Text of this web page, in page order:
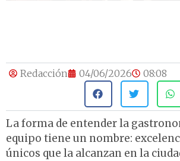
Redacción 04/06/2026 08:08
La forma de entender la
equipo tiene un nombre:
únicos que la alcanzan en la